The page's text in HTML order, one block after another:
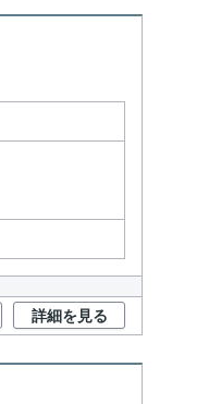
詳細を見る